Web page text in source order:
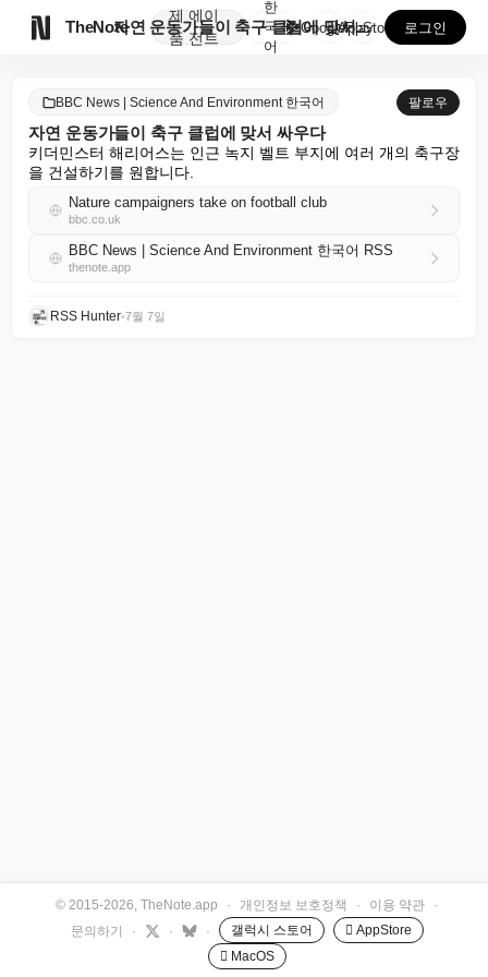
TheNote
제
품
에이
전트
자연 운동가들이 축구 클럽에 맞서 싸우다
한
국
어
GooglePlay
AppStore 로그인
BBC News | Science And Environment 한국어 팔로우
자연 운동가들이 축구 클럽에 맞서 싸우다
키더민스터 해리어스는 인근 녹지 벨트 부지에 여러 개의 축구장
을 건설하기를 원합니다.
Nature campaigners take on football club
bbc.co.uk
BBC News | Science And Environment 한국어 RSS
thenote.app
RSS Hunter•7월 7일
© 2015-2026, TheNote.app · 개인정보 보호정책 · 이용 약관
·
문의하기
· · · 갤럭시 스토어
 AppStore
 MacOS